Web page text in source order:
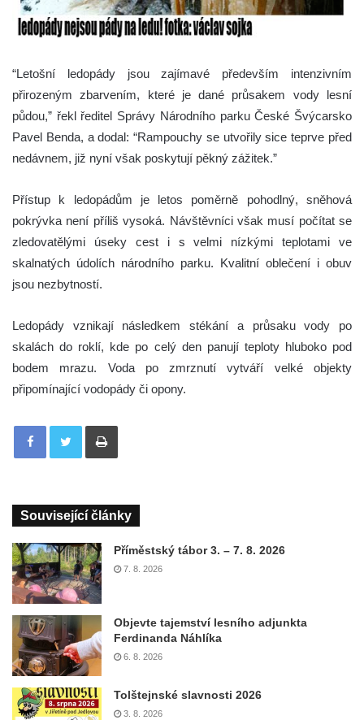
“Letošní ledopády jsou zajímavé především intenzivním
přirozeným zbarvením, které je dané průsakem vody lesní
půdou,” řekl ředitel Správy Národního parku České Švýcarsko
Pavel Benda, a dodal: “Rampouchy se utvořily sice teprve před
nedávnem, již nyní však poskytují pěkný zážitek.”
Přístup k ledopádům je letos poměrně pohodlný, sněhová
pokrývka není příliš vysoká. Návštěvníci však musí počítat se
zledovatělými úseky cest i s velmi nízkými teplotami ve
skalnatých údolích národního parku. Kvalitní oblečení i obuv
jsou nezbytností.
Ledopády vznikají následkem stékání a průsaku vody po
skalách do roklí, kde po celý den panují teploty hluboko pod
bodem mrazu. Voda po zmrznutí vytváří velké objekty
připomínající vodopády či opony.
Tisknout
Související články
Příměstský tábor 3. – 7. 8. 2026
7. 8. 2026
Objevte tajemství lesního adjunkta
Ferdinanda Náhlíka
6. 8. 2026
Tolštejnské slavnosti 2026
3. 8. 2026